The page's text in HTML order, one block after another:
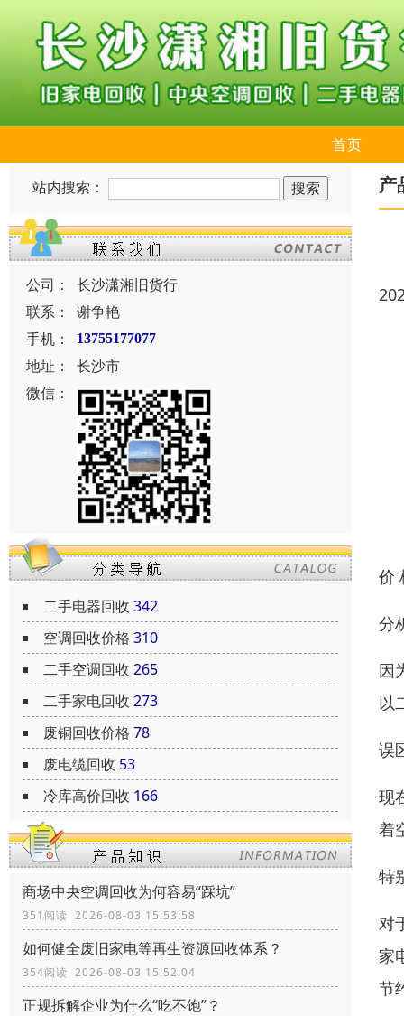
首页
站内搜索：
公司：
长沙潇湘旧货行
联系：
谢争艳
手机：
13755177077
地址：
长沙市
微信：
二手电器回收 342
空调回收价格 310
二手空调回收 265
二手家电回收 273
废铜回收价格 78
废电缆回收 53
冷库高价回收 166
商场中央空调回收为何容易“踩坑”
351阅读 2026-08-03 15:53:58
如何健全废旧家电等再生资源回收体系？
354阅读 2026-08-03 15:52:04
正规拆解企业为什么“吃不饱”？
产
价
分
因
以
误
现
着
特
对
家
节